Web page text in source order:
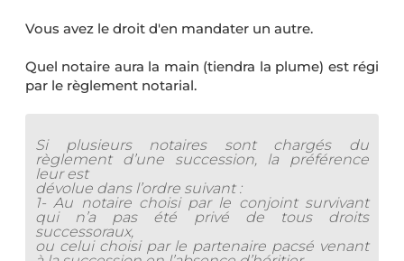
Vous avez le droit d'en mandater un autre.
Quel notaire aura la main (tiendra la plume) est régi
par le règlement notarial.
Si plusieurs notaires sont chargés du
règlement d’une succession, la préférence
leur est
dévolue dans l’ordre suivant :
1- Au notaire choisi par le conjoint survivant
qui n’a pas été privé de tous droits
successoraux,
ou celui choisi par le partenaire pacsé venant